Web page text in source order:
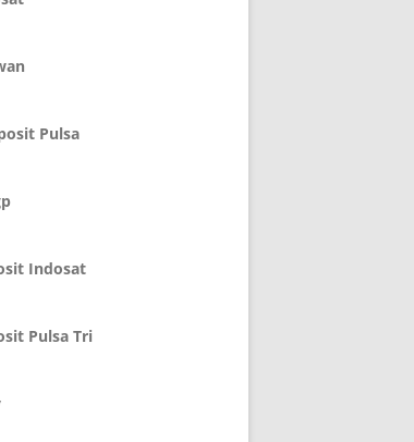
Pulsa
Indosat
Pulsa Tri